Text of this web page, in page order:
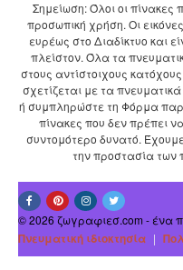
Σημείωση: Όλοι οι
προσωπική χρήση. Οι
ευρέως στο Διαδίκτυο και
πλείστον. Όλα τα
στους αντίστοιχους
σχετίζεται με τα
ή συμπληρώστε τη Φόρμα
πίνακες που δεν πρέπει
συντομότερο δυνατό.
την προστασία των
© 2026 ζωγραφιεσ.com - ένα
Πνευματική ιδιοκτησία |